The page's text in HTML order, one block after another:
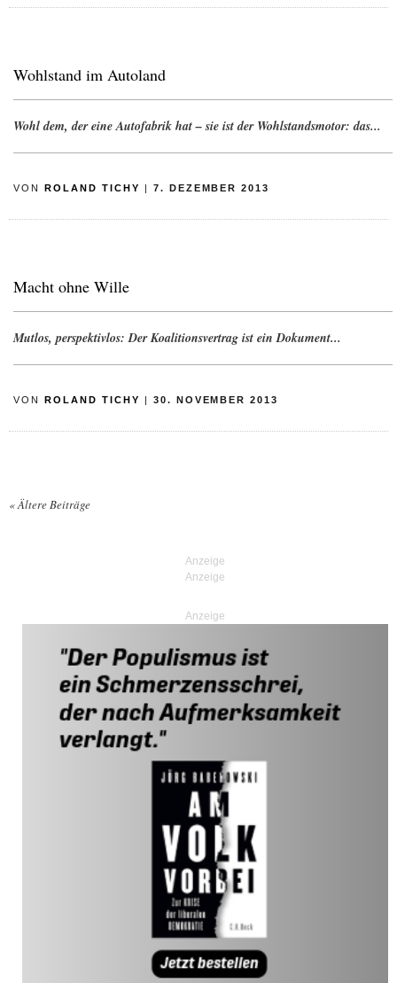
Wohlstand im Autoland
Wohl dem, der eine Autofabrik hat – sie ist der Wohlstandsmotor: das...
VON ROLAND TICHY | 7. DEZEMBER 2013
Macht ohne Wille
Mutlos, perspektivlos: Der Koalitionsvertrag ist ein Dokument...
VON ROLAND TICHY | 30. NOVEMBER 2013
«Ältere Beiträge
Anzeige